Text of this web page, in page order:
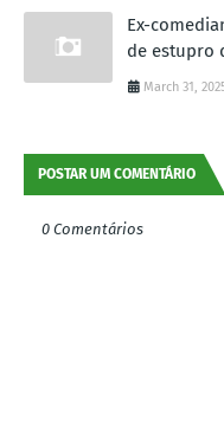
Ex-
de estupro
March 31,
POSTAR UM COMENTÁRIO
0 Comentários